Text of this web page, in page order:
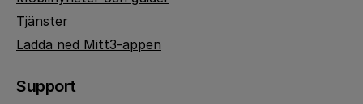
Tjänster
Ladda ned Mitt3-appen
Support